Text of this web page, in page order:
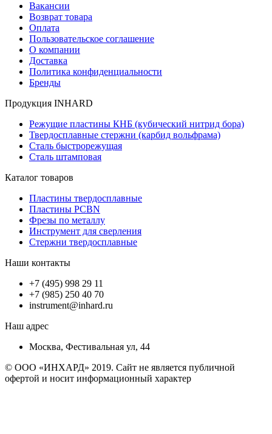
Вакансии
Возврат товара
Оплата
Пользовательское соглашение
О компании
Доставка
Политика конфиденциальности
Бренды
Продукция INHARD
Режущие пластины КНБ (кубический нитрид бора)
Твердосплавные стержни (карбид вольфрама)
Сталь быстрорежущая
Сталь штамповая
Каталог товаров
Пластины твердосплавные
Пластины PCBN
Фрезы по металлу
Инструмент для сверления
Стержни твердосплавные
Наши контакты
+7 (495) 998 29 11
+7 (985) 250 40 70
instrument@inhard.ru
Наш адрес
Москва, Фестивальная ул, 44
© ООО «ИНХАРД» 2019. Сайт не является публичной
офертой и носит информационный характер